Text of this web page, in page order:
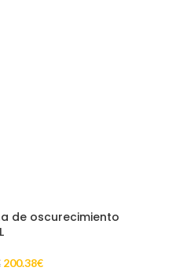
de oscurecimiento
200.38€